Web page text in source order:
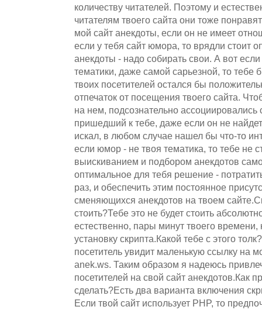
количеству читателей. Поэтому и
читателям твоего сайта они тоже
мой сайт анекдоты, если он не имеет
если у тебя сайт юмора, то врядли стоит
анекдоты - надо собирать свои. А вот
тематики, даже самой сарьезной, то
твоих посетителей остался бы
отпечаток от посещения твоего сайта.
на нем, подсознательно
пришедший к тебе, даже если он не
искал, в любом случае нашел бы что-то
если юмор - не твоя тематика, то тебе не
выискиванием и подбором анекдотов
оптимальное для тебя решение -
раз, и обеспечить этим постоянное
сменяющихся анекдотов на твоем
стоить?Тебе это не будет стоить
естественно, пары минут твоего
установку скрипта.Какой тебе с этого
посетитель увидит маленькую ссылку на
anek.ws. Таким образом я надеюсь
посетителей на свой сайт анекдотов.Как
сделать?Есть два варианта включения
Если твой сайт использует PHP, то